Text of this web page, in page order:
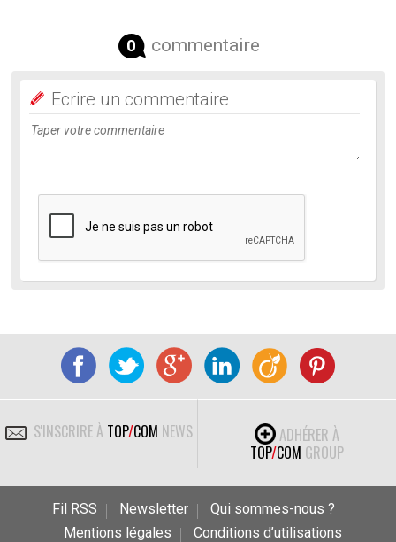
0 commentaire
Ecrire un commentaire
S'INSCRIRE À TOP/COM NEWS
ADHÉRER À
TOP/COM GROUP
Fil RSS Newsletter
Qui sommes-nous ?
Mentions légales
Conditions d’utilisations